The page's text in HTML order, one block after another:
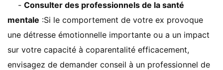
- Consulter des professionnels de la santé
mentale :Si le comportement de votre ex provoque
une détresse émotionnelle importante ou a un impact
sur votre capacité à coparentalité efficacement,
envisagez de demander conseil à un professionnel de